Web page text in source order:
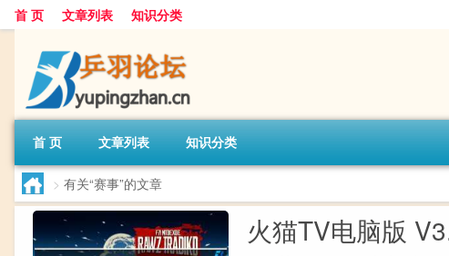
首 页 文章列表 知识分类
首 页 文章列表 知识分类
> 有关“赛事”的文章
火猫TV电脑版